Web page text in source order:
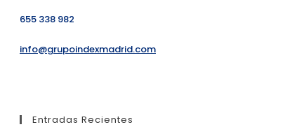
655 338 982
info@grupoindexmadrid.com
Entradas Recientes